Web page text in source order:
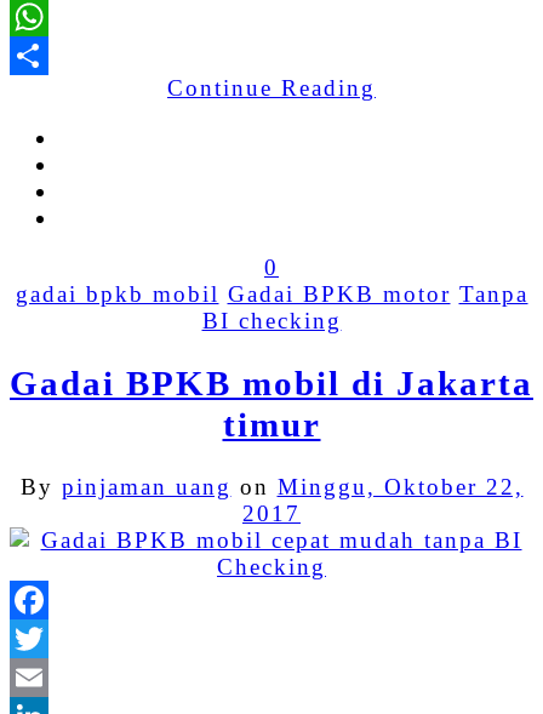
Share
Continue Reading
0
gadai bpkb mobil Gadai BPKB motor Tanpa
BI checking
Gadai BPKB mobil di Jakarta
timur
By pinjaman uang on Minggu, Oktober 22,
2017